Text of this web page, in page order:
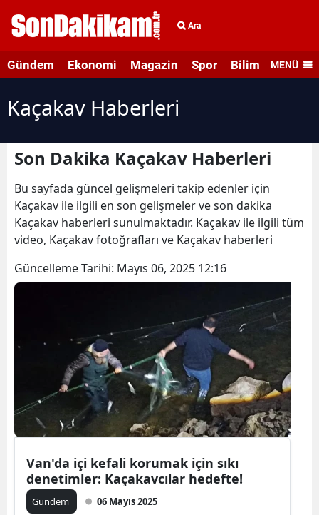
Ara
Gündem Ekonomi Magazin Spor Bilim veMENÜ
Kaçakav Haberleri
Son Dakika Kaçakav Haberleri
Bu sayfada güncel gelişmeleri takip edenler için
Kaçakav ile ilgili en son gelişmeler ve son dakika
Kaçakav haberleri sunulmaktadır. Kaçakav ile ilgili tüm
video, Kaçakav fotoğrafları ve Kaçakav haberleri
Güncelleme Tarihi: Mayıs 06, 2025 12:16
Van'da içi kefali korumak için sıkı
denetimler: Kaçakavcılar hedefte!
Gündem 06 Mayıs 2025